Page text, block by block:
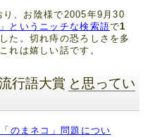
、お陰様で2005年9月30
というニッチな検索語で1
た。切れ痔の恐ろしさを多
れは嬉しい話です。
行語大賞 と思ってい
のまネコ」問題につい